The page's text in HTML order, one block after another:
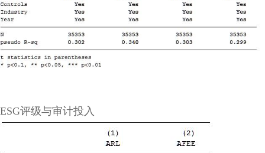
ESG评级与审计投入